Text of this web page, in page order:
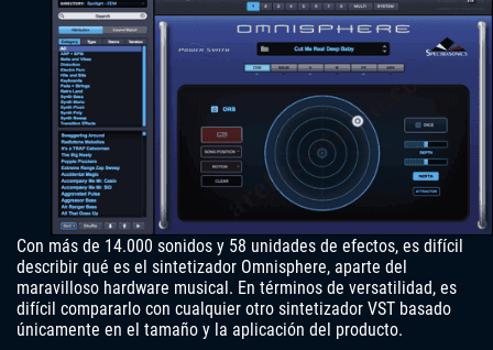
Con más de 14.000 sonidos y 58 unidades de efectos, es difícil
describir qué es el sintetizador Omnisphere, aparte del
maravilloso hardware musical. En términos de versatilidad, es
difícil compararlo con cualquier otro sintetizador VST basado
únicamente en el tamaño y la aplicación del producto.